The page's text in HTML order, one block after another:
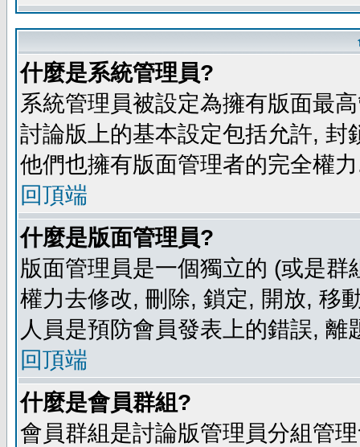
什麼是系統管理員?
系統管理員被設定為擁有版面最
討論版上的基本設定包括允許,
他們也擁有版面管理者的完全權
回頂端
什麼是版面管理員?
版面管理員是一個獨立的 (或是
權力去修改, 刪除, 鎖定, 開放, 移
人員是預防會員發表上的錯誤, 離
回頂端
什麼是會員群組?
會員群組是討論版管理員分組管